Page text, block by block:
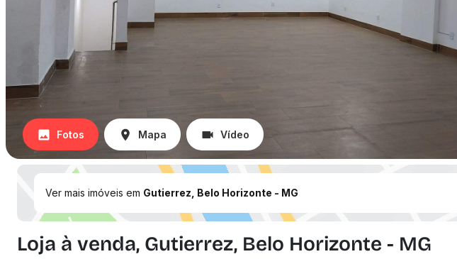
Fotos Mapa Vídeo
Ver mais imóveis em Gutierrez, Belo Horizonte - MG
Loja à venda, Gutierrez, Belo Horizonte - MG